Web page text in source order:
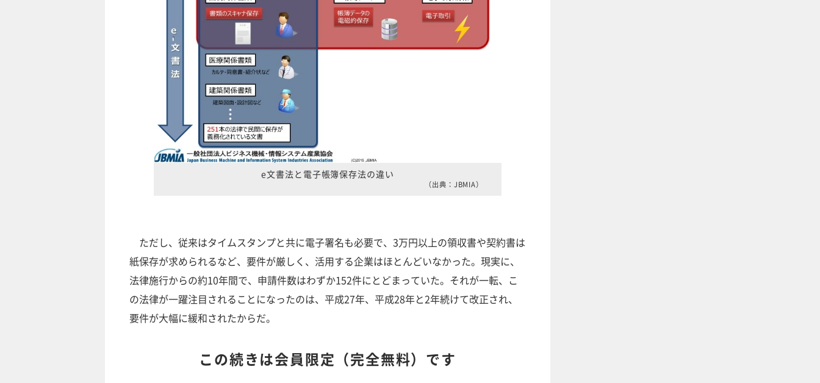
e文書法と電子帳簿保存法の違い
（出典：JBMIA）
ただし、従来はタイムスタンプと共に電子署名も必要で、3万円以上の領収書や契約書は
紙保存が求められるなど、要件が厳しく、活用する企業はほとんどいなかった。現実に、
法律施行からの約10年間で、申請件数はわずか152件にとどまっていた。それが一転、こ
の法律が一躍注目されることになったのは、平成27年、平成28年と2年続けて改正され、
要件が大幅に緩和されたからだ。
この続きは会員限定（完全無料）です